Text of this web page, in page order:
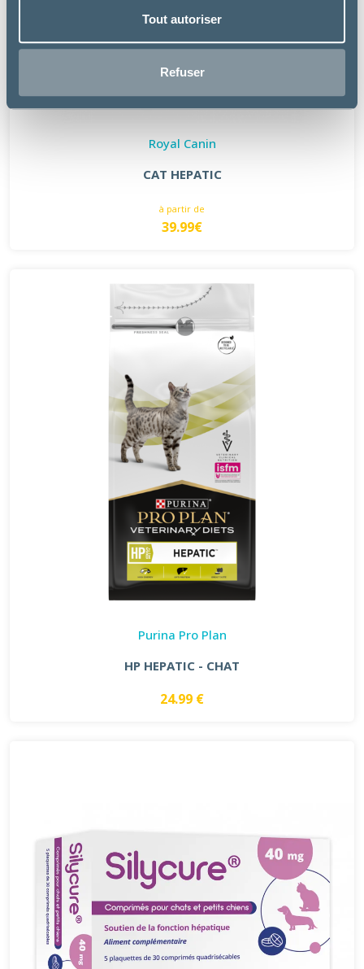
Tout autoriser
Refuser
Royal Canin
CAT HEPATIC
à partir de
39.99€
Purina Pro Plan
HP HEPATIC - CHAT
24.99 €